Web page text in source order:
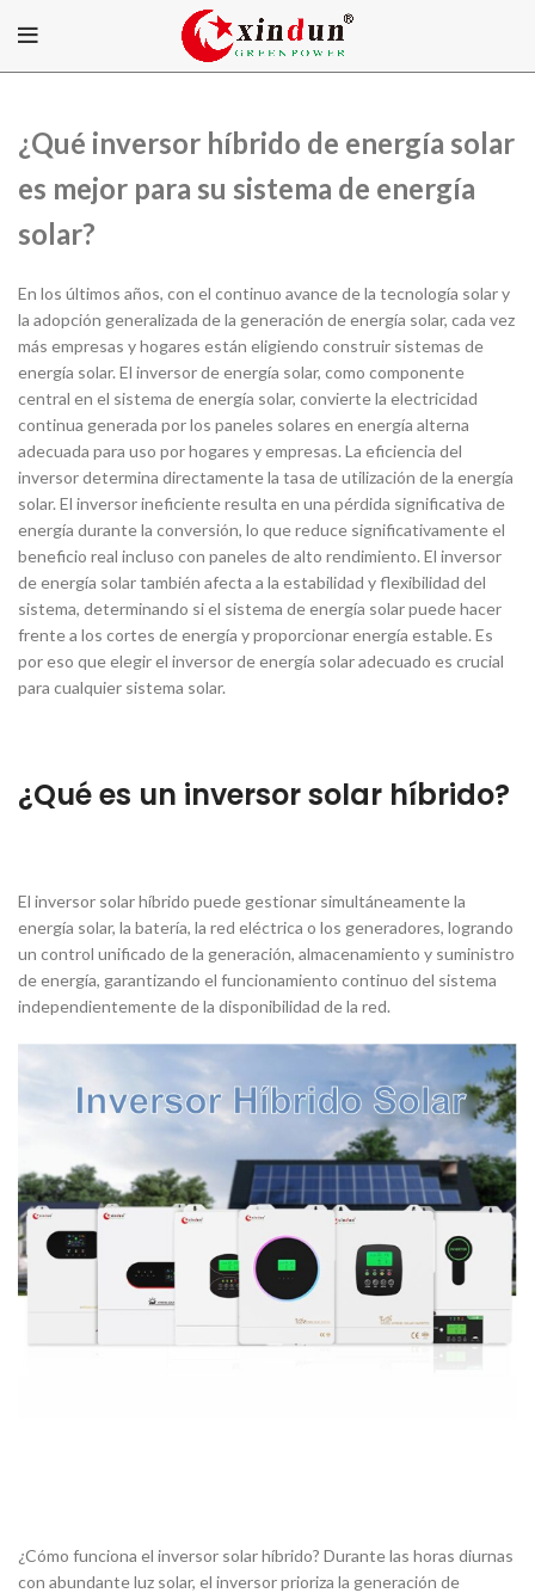
¿Qué inversor híbrido de energía solar
es mejor para su sistema de energía
solar?
En los últimos años, con el continuo avance de la tecnología solar y
la adopción generalizada de la generación de energía solar, cada vez
más empresas y hogares están eligiendo construir sistemas de
energía solar. El inversor de energía solar, como componente
central en el sistema de energía solar, convierte la electricidad
continua generada por los paneles solares en energía alterna
adecuada para uso por hogares y empresas. La eficiencia del
inversor determina directamente la tasa de utilización de la energía
solar. El inversor ineficiente resulta en una pérdida significativa de
energía durante la conversión, lo que reduce significativamente el
beneficio real incluso con paneles de alto rendimiento. El inversor
de energía solar también afecta a la estabilidad y flexibilidad del
sistema, determinando si el sistema de energía solar puede hacer
frente a los cortes de energía y proporcionar energía estable. Es
por eso que elegir el inversor de energía solar adecuado es crucial
para cualquier sistema solar.
¿Qué es un inversor solar híbrido?
El inversor solar híbrido puede gestionar simultáneamente la
energía solar, la batería, la red eléctrica o los generadores, logrando
un control unificado de la generación, almacenamiento y suministro
de energía, garantizando el funcionamiento continuo del sistema
independientemente de la disponibilidad de la red.
¿Cómo funciona el inversor solar híbrido? Durante las horas diurnas
con abundante luz solar, el inversor prioriza la generación de